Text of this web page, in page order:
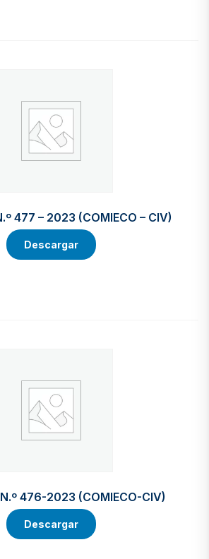
477 – 2023 (COMIECO – CIV)
Descargar
476-2023 (COMIECO-CIV)
Descargar